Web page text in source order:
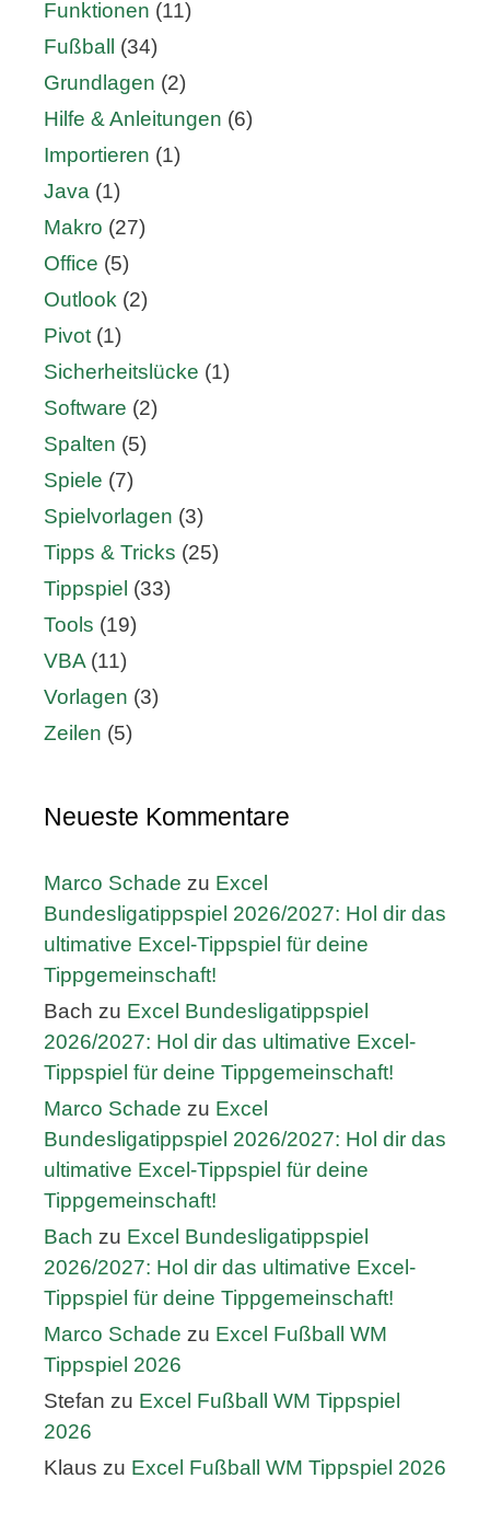
Funktionen (11)
Fußball
(34)
Grundlagen (2)
Hilfe & Anleitungen (6)
Importieren (1)
Java (1)
Makro (27)
Office (5)
Outlook (2)
Pivot (1)
Sicherheitslücke (1)
Software (2)
Spalten (5)
Spiele (7)
Spielvorlagen (3)
Tipps & Tricks (25)
Tippspiel (33)
Tools (19)
VBA (11)
Vorlagen (3)
Zeilen (5)
Neueste Kommentare
Marco Schade zu Excel
Bundesligatippspiel 2026/2027: Hol dir das
ultimative Excel-Tippspiel für deine
Tippgemeinschaft!
Bach zu Excel Bundesligatippspiel
2026/2027: Hol dir das ultimative Excel-
Tippspiel für deine Tippgemeinschaft!
Marco Schade zu Excel
Bundesligatippspiel 2026/2027: Hol dir das
ultimative Excel-Tippspiel für deine
Tippgemeinschaft!
Bach zu Excel Bundesligatippspiel
2026/2027: Hol dir das ultimative Excel-
Tippspiel für deine Tippgemeinschaft!
Marco Schade zu Excel Fußball WM
Tippspiel 2026
Stefan zu Excel Fußball WM Tippspiel
2026
Klaus zu Excel Fußball WM Tippspiel 2026